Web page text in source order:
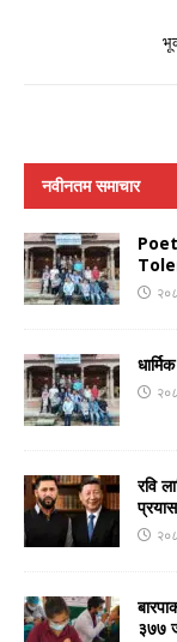
नवीनतम समाचार
रवि
प्रयास
३७७